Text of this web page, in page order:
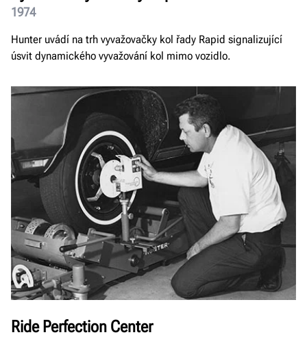
1974
Hunter uvádí na trh vyvažovačky kol řady Rapid signalizující
úsvit dynamického vyvažování kol mimo vozidlo.
Ride Perfection Center